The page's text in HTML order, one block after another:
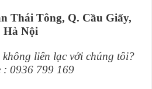
Thái Tông, Q. Cầu Giấy,
Hà Nội
liên lạc với chúng tôi?
: 0936 799 169